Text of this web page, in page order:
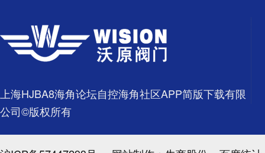
上海HJBA8海角论坛自控海角社区APP简版下载有限
公司©版权所有